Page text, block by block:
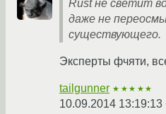
Rust не светит
даже не
существующего.
Эксперты фчяти,
tailgunner ★★★★★
10.09.2014 13:19:13